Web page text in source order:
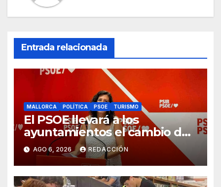
Entrada relacionada
MALLORCA POLÍTICA PSOE TURISMO
El PSOE llevará a los
ayuntamientos el cambio de
modelo turístico y de vivienda
AGO 6, 2026 REDACCIÓN